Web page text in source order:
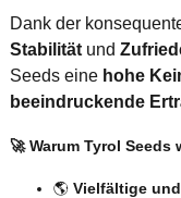
Dank der
Stabilitätund
Seeds eine hohe
beeindruckende
🚀 Warum Tyrol Seeds
🌎 Vielfältige